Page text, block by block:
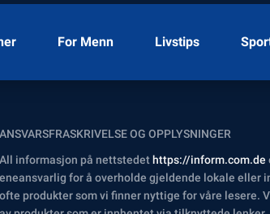
For Menn Livstips
ANSVARSFRASKRIVELSE OG OPPLYSNINGER
All informasjon på nettstedet https://inform.com.de
eneansvarlig for å overholde gjeldende lokale eller
ofte produkter som vi finner nyttige for våre lesere.